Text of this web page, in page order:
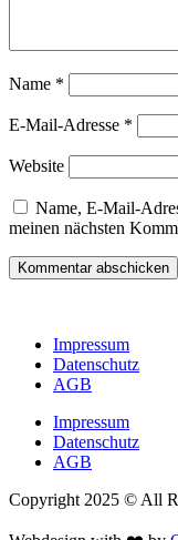
Name *
E-Mail-Adresse *
Website
Name, E-Mail-
meinen nächsten
Impressum
Datenschutz
AGB
Impressum
Datenschutz
AGB
Copyright 2025 © All